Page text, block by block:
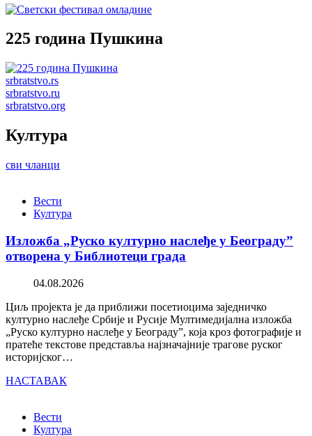
225 година Пушкина
srbratstvo.rs
srbratstvo.ru
srbratstvo.org
Култура
сви чланци
Вести
Култура
Изложба „Руско културно наслеђе у Београду”
отворена у Библиотеци града
04.08.2026
Циљ пројекта је да приближи посетиоцима заједничко
културно наслеђе Србије и Русије Мултимедијална изложба
„Руско културно наслеђе у Београду”, која кроз фотографије и
пратеће текстове представља најзначајније трагове руског
историјског…
НАСТАВАК
Вести
Култура